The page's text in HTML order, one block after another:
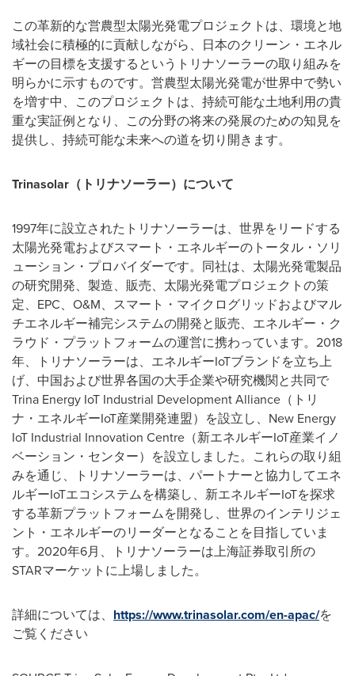
この革新的な営農型太陽光発電プロジェクトは、環境と地
域社会に積極的に貢献しながら、日本のクリーン・エネル
ギーの目標を支援するというトリナソーラーの取り組みを
明らかに示すものです。営農型太陽光発電が世界中で勢い
を増す中、このプロジェクトは、持続可能な土地利用の貴
重な実証例となり、この分野の将来の発展のための知見を
提供し、持続可能な未来への道を切り開きます。
Trinasolar （トリナソーラー）について
1997年に設立されたトリナソーラーは、世界をリードする
太陽光発電およびスマート・エネルギーのトータル・ソリ
ューション・プロバイダーです。同社は、太陽光発電製品
の研究開発、製造、販売、太陽光発電プロジェクトの策
定、EPC、O&M、スマート・マイクログリッドおよびマル
チエネルギー補完システムの開発と販売、エネルギー・ク
ラウド・プラットフォームの運営に携わっています。2018
年、トリナソーラーは、エネルギーIoTブランドを立ち上
げ、中国および世界各国の大手企業や研究機関と共同で
Trina Energy IoT Industrial Development Alliance（トリ
ナ・エネルギーIoT産業開発連盟）を設立し、New Energy
IoT Industrial Innovation Centre（新エネルギーIoT産業イノ
ベーション・センター）を設立しました。これらの取り組
みを通じ、トリナソーラーは、パートナーと協力してエネ
ルギーIoTエコシステムを構築し、新エネルギーIoTを探求
する革新プラットフォームを開発し、世界のインテリジェ
ント・エネルギーのリーダーとなることを目指していま
す。2020年6月、トリナソーラーは上海証券取引所の
STARマーケットに上場しました。
詳細については、 https://www.trinasolar.com/en-apac/を
ご覧ください